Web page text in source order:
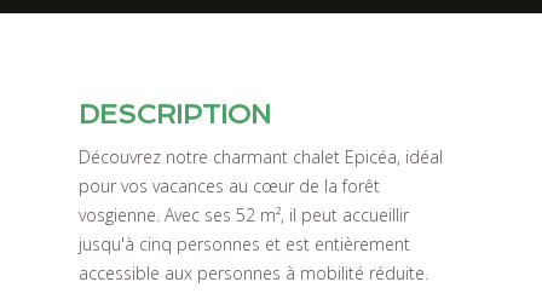
DESCRIPTION
Découvrez notre charmant chalet Epicéa, idéal
pour vos vacances au cœur de la forêt
vosgienne. Avec ses 52 m², il peut accueillir
jusqu'à cinq personnes et est entièrement
accessible aux personnes à mobilité réduite.